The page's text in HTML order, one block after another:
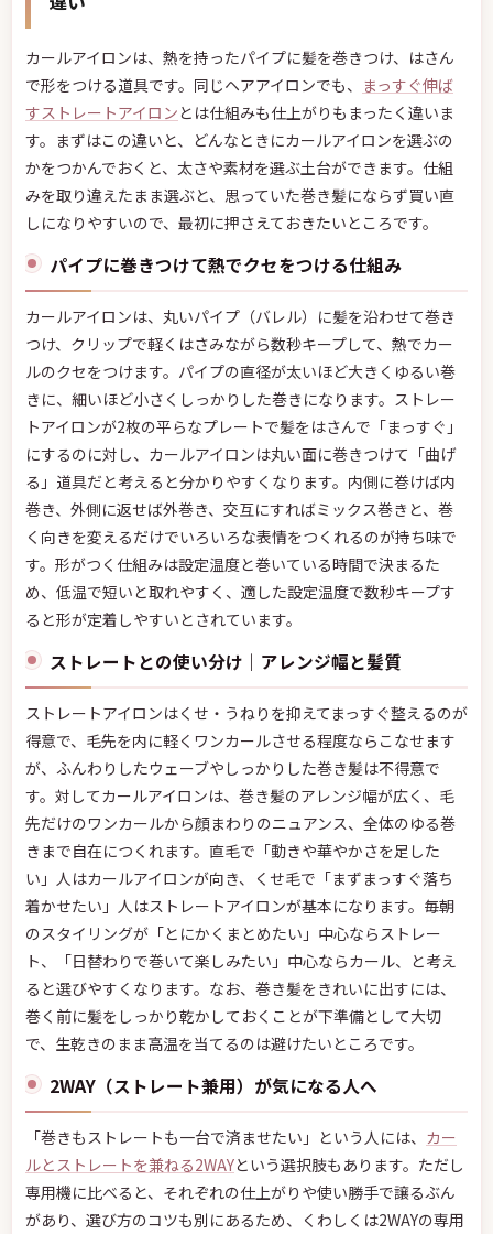
カールアイロンは、熱を持ったパイプに髪を巻きつけ、はさん
で形をつける道具です。同じヘアアイロンでも、 まっすぐ伸ば
すストレートアイロンとは仕組みも仕上がりもまったく違いま
す。まずはこの違いと、どんなときにカールアイロンを選ぶの
かをつかんでおくと、太さや素材を選ぶ土台ができます。仕組
みを取り違えたまま選ぶと、思っていた巻き髪にならず買い直
しになりやすいので、最初に押さえておきたいところです。
パイプに巻きつけて熱でクセをつける仕組み
カールアイロンは、丸いパイプ（バレル）に髪を沿わせて巻き
つけ、クリップで軽くはさみながら数秒キープして、熱でカー
ルのクセをつけます。パイプの直径が太いほど大きくゆるい巻
きに、細いほど小さくしっかりした巻きになります。ストレー
トアイロンが2枚の平らなプレートで髪をはさんで「まっすぐ」
にするのに対し、カールアイロンは丸い面に巻きつけて「曲げ
る」道具だと考えると分かりやすくなります。内側に巻けば内
巻き、外側に返せば外巻き、交互にすればミックス巻きと、巻
く向きを変えるだけでいろいろな表情をつくれるのが持ち味で
す。形がつく仕組みは設定温度と巻いている時間で決まるた
め、低温で短いと取れやすく、適した設定温度で数秒キープす
ると形が定着しやすいとされています。
ストレートとの使い分け｜アレンジ幅と髪質
ストレートアイロンはくせ・うねりを抑えてまっすぐ整えるのが
得意で、毛先を内に軽くワンカールさせる程度ならこなせます
が、ふんわりしたウェーブやしっかりした巻き髪は不得意で
す。対してカールアイロンは、巻き髪のアレンジ幅が広く、毛
先だけのワンカールから顔まわりのニュアンス、全体のゆる巻
きまで自在につくれます。直毛で「動きや華やかさを足した
い」人はカールアイロンが向き、くせ毛で「まずまっすぐ落ち
着かせたい」人はストレートアイロンが基本になります。毎朝
のスタイリングが「とにかくまとめたい」中心ならストレー
ト、「日替わりで巻いて楽しみたい」中心ならカール、と考え
ると選びやすくなります。なお、巻き髪をきれいに出すには、
巻く前に髪をしっかり乾かしておくことが下準備として大切
で、生乾きのまま高温を当てるのは避けたいところです。
2WAY（ストレート兼用）が気になる人へ
「巻きもストレートも一台で済ませたい」という人には、 カー
ルとストレートを兼ねる2WAYという選択肢もあります。ただし
専用機に比べると、それぞれの仕上がりや使い勝手で譲るぶん
があり、選び方のコツも別にあるため、くわしくは2WAYの専用